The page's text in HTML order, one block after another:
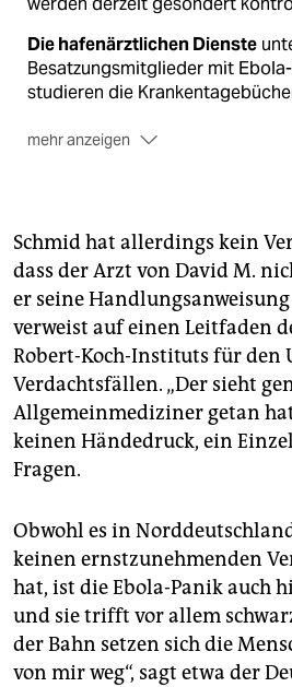
Die hafenärztlichen Dienste
Besatzungsmitglieder mit
studieren die
mehr anzeigen
Keine besonderen Kontrollen
norddeutschen Flughäfen, an
Direktflüge aus den betroffenen
westlichen Afrika ankommen.
Schmid hat allerdings kein
dass der Arzt von David M.
er seine
verweist auf einen Leitfaden
Robert-Koch-Instituts für den
Verdachtsfällen. „Der sieht
Allgemeinmediziner getan
keinen Händedruck, ein
Fragen.
Obwohl es in
keinen ernstzunehmenden
hat, ist die Ebola-Panik auch
und sie trifft vor allem
der Bahn setzen sich die
von mir weg“, sagt etwa der